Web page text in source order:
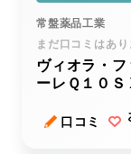
常盤薬品工業
まだ口コミはあ
ヴィオラ・フ
ーレＱ１０Ｓ
ス）口コミ